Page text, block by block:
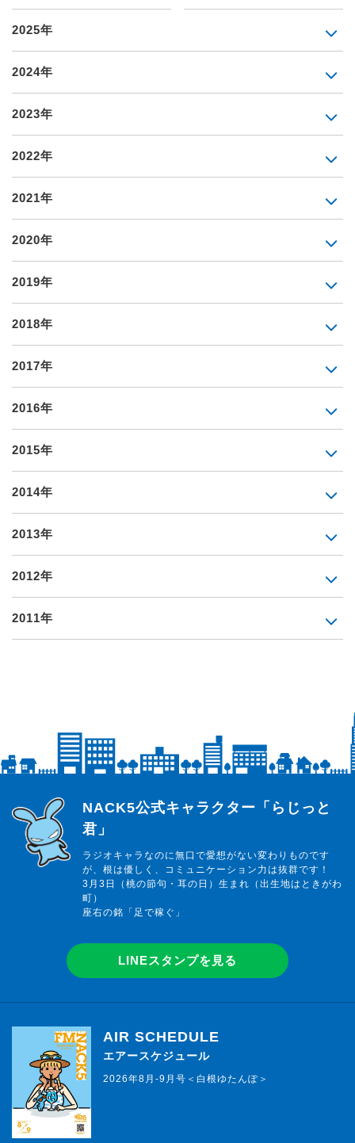
2025年
2024年
2023年
2022年
2021年
2020年
2019年
2018年
2017年
2016年
2015年
2014年
2013年
2012年
2011年
らじっと君
NACK5公式キャラクター「らじっと
君」
ラジオキャラなのに無口で愛想がない変わりものです
が、根は優しく、コミュニケーション力は抜群です！
3月3日（桃の節句・耳の日）生まれ（出生地はときがわ
町）
座右の銘「足で稼ぐ」
LINEスタンプを見る
AIR SCHEDULE
エアースケジュール
2026年8月-9月号＜白根ゆたんぽ＞